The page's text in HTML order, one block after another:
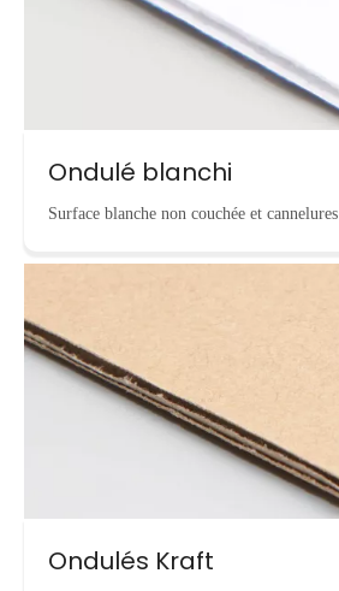
Ondulé blanchi
Surface blanche non couchée et cannelures
Ondulés Kraft